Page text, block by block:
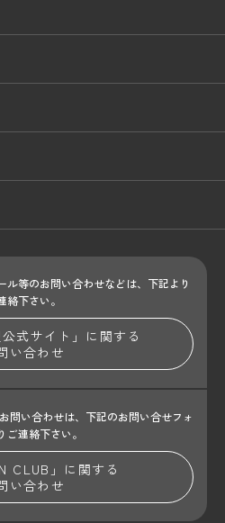
ル等のお問い合わせなどは、下記より
絡下さい。
公式サイト」に関する
い合わせ
問い合わせは、 下記のお問い合せフォ
ご連絡下さい。
CLUB」に関する
い合わせ